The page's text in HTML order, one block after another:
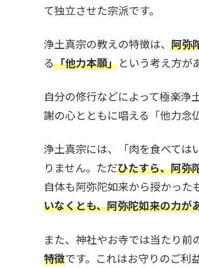
て独立させた宗派です。
浄土真宗の教えの特徴は、 阿弥
る「他力本願」という考え方が
自分の修行などによって極楽
謝の心とともに唱える「他力念
浄土真宗には、「肉を食べては
りません。ただひたすら、阿弥
自体も阿弥陀如来から授かった
いなくとも、阿弥陀如来の力が
また、神社やお寺では当たり前
特徴です。これはお守りのご利